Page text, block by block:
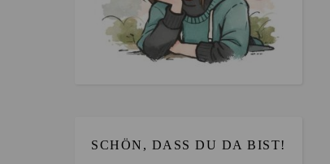
SCHÖN, DASS DU DA BIST!